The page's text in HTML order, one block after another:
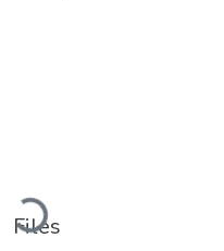
Loading...
Files